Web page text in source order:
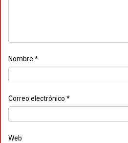
Nombre *
Correo electrónico *
Web